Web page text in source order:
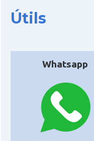
Útils
Whatsapp